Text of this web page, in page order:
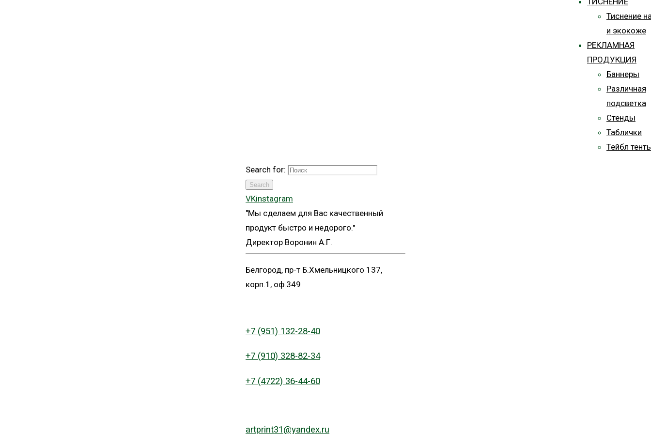
Тиснение
и экокоже
РЕКЛАМНАЯ
ПРОДУКЦИЯ
Баннеры
Различная
подсветка
Стенды
Таблички
Тейбл
Search for:
Search
VKinstagram
"Мы сделаем для Вас качественный
продукт быстро и недорого."
Директор Воронин А.Г.
Белгород, пр-т Б.Хмельницкого 137,
корп.1, оф.349
+7 (951) 132-28-40
+7 (910) 328-82-34
+7 (4722) 36-44-60
artprint31@yandex.ru